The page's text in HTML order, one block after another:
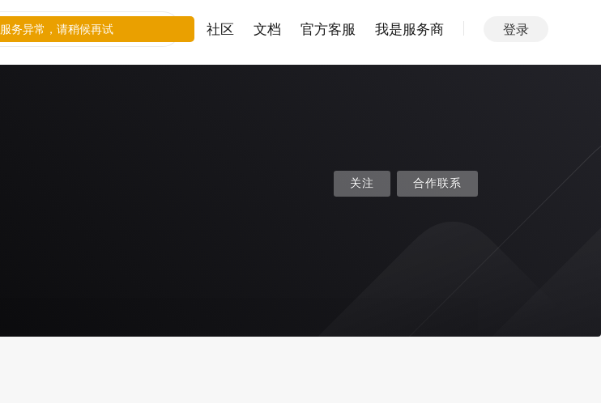
社区 文档 官方客服 我是服务商 登录
关注 合作联系
服务异常，请稍候再试